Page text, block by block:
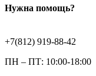
Нужна помощь?
+7(812) 919-88-42
ПН – ПТ: 10:00-18:00